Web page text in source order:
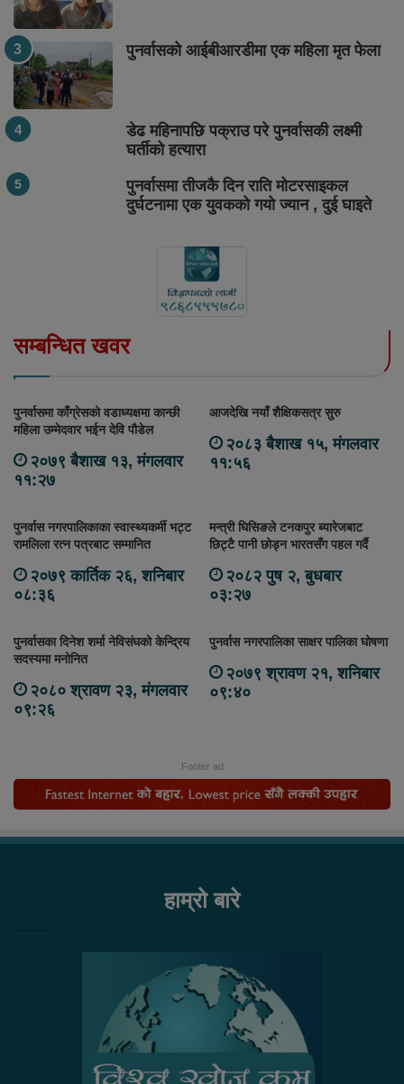
पुनर्वासको आईबीआरडीमा एक महिला मृत फेला
डेढ महिनापछि पक्राउ परे पुनर्वासकी लक्ष्मी
घर्तीको हत्यारा
पुनर्वासमा तीजकै दिन राति मोटरसाइकल
दुर्घटनामा एक युवकको गयो ज्यान , दुई घाइते
सम्बन्धित खवर
पुनर्वासमा काँग्रेसको वडाध्यक्षमा कान्छी
महिला उम्मेदवार भईन देवि पौडेल
२०७९ बैशाख १३, मंगलवार
११:२७
आजदेखि नयाँ शैक्षिकसत्र सुरु
२०८३ बैशाख १५, मंगलवार
११:५६
पुनर्वास नगरपालिकाका स्वास्थ्यकर्मी भट्ट
रामलिला रत्न पत्रबाट सम्मानित
२०७९ कार्तिक २६, शनिबार
०८:३६
मन्त्री घिसिङले टनकपुर ब्यारेजबाट
छिट्टै पानी छोड्न भारतसँग पहल गर्दै
२०८२ पुष २, बुधबार
०३:२७
पुनर्वासका दिनेश शर्मा नेविसंघको केन्द्रिय
सदस्यमा मनोनित
२०८० श्रावण २३, मंगलवार
०९:२६
पुनर्वास नगरपालिका साक्षर पालिका घोषणा
२०७९ श्रावण २१, शनिबार
०९:४०
Footer ad
हाम्रो बारे